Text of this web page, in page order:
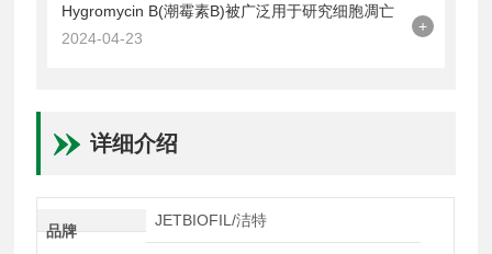
Hygromycin B(潮霉素B)被广泛用于研究细胞凋亡
2024-04-23
+
详细介绍
品牌
JETBIOFIL/洁特